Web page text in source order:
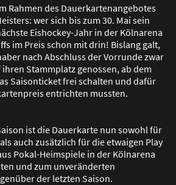
Rahmen des Dauerkartenangebotes
wer sich bis zum 30. Mai sein
Eishockey-Jahr in der Kölnarena
im Preis schon mit drin! Bislang galt,
nach Abschluss der Vorrunde zwar
Stammplatz genossen, ab dem
Saisonticket frei schalten und dafür
entrichten mussten.
ist die Dauerkarte nun sowohl für
auch zusätzlich für die etwaigen Play
Pokal-Heimspiele in der Kölnarena
und zum unveränderten
der letzten Saison.